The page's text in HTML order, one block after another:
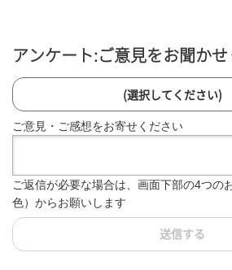
アンケート:ご意見をお聞かせ
(選択してください)
ご意見・ご感想をお寄せください
ご返信が必要な場合は、画面下部の4つの
色）からお願いします
送信する